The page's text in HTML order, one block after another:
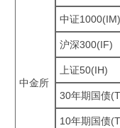
中金所
中证1000(IM)
沪深300(IF)
上证50(IH)
30年期国债
10年期国债